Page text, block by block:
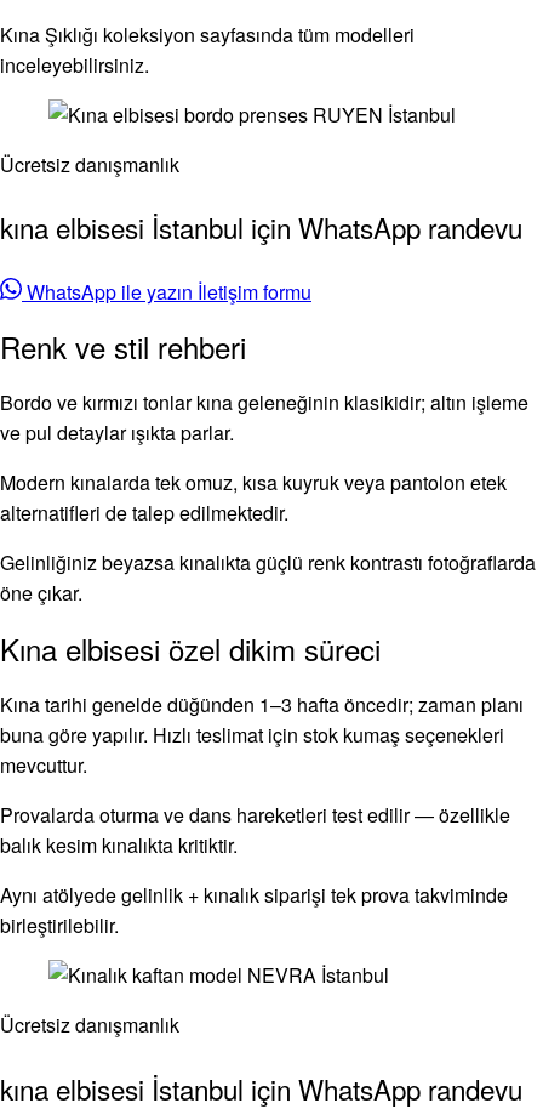
Kına Şıklığı koleksiyon sayfasında tüm modelleri
inceleyebilirsiniz.
Ücretsiz danışmanlık
kına elbisesi İstanbul için WhatsApp randevu
WhatsApp ile yazın İletişim formu
Renk ve stil rehberi
Bordo ve kırmızı tonlar kına geleneğinin klasikidir; altın işleme
ve pul detaylar ışıkta parlar.
Modern kınalarda tek omuz, kısa kuyruk veya pantolon etek
alternatifleri de talep edilmektedir.
Gelinliğiniz beyazsa kınalıkta güçlü renk kontrastı fotoğraflarda
öne çıkar.
Kına elbisesi özel dikim süreci
Kına tarihi genelde düğünden 1–3 hafta öncedir; zaman planı
buna göre yapılır. Hızlı teslimat için stok kumaş seçenekleri
mevcuttur.
Provalarda oturma ve dans hareketleri test edilir — özellikle
balık kesim kınalıkta kritiktir.
Aynı atölyede gelinlik + kınalık siparişi tek prova takviminde
birleştirilebilir.
Ücretsiz danışmanlık
kına elbisesi İstanbul için WhatsApp randevu